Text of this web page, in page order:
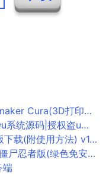
软件) v4.8.0绿色汉化版 下载
|扫码转账授权内附详细搭建教程word文档
载(附使用方法) v1.0
者版(绿色免安装)下载
端